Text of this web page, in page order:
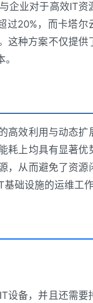
企业对于高效IT资
过20%，而卡塔尔
这种方案不仅提供
高效利用与动态扩
耗上均具有显著优
，从而避免了资源
础设施的运维工作
设备，并且还需要